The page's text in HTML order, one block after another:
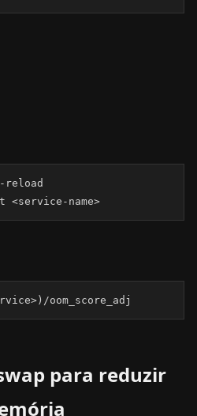
reload
name>
oom_score_adj
para reduzir